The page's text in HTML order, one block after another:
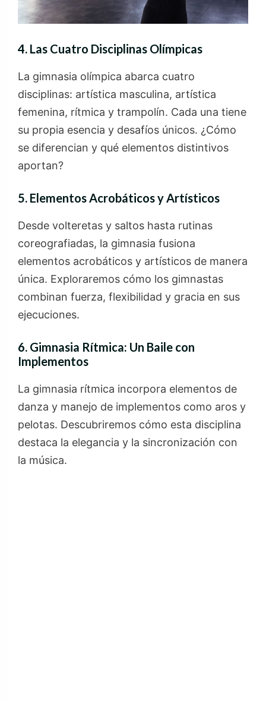
4. Las Cuatro Disciplinas Olímpicas
La gimnasia olímpica abarca cuatro
disciplinas: artística masculina, artística
femenina, rítmica y trampolín. Cada una tiene
su propia esencia y desafíos únicos. ¿Cómo
se diferencian y qué elementos distintivos
aportan?
5. Elementos Acrobáticos y Artísticos
Desde volteretas y saltos hasta rutinas
coreografiadas, la gimnasia fusiona
elementos acrobáticos y artísticos de manera
única. Exploraremos cómo los gimnastas
combinan fuerza, flexibilidad y gracia en sus
ejecuciones.
6. Gimnasia Rítmica: Un Baile con
Implementos
La gimnasia rítmica incorpora elementos de
danza y manejo de implementos como aros y
pelotas. Descubriremos cómo esta disciplina
destaca la elegancia y la sincronización con
la música.